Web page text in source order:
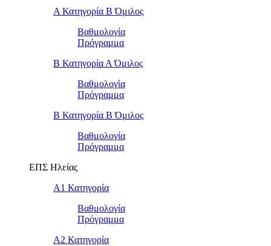
Α Κατηγορία Β Όμιλος
Βαθμολογία
Πρόγραμμα
Β Κατηγορία Α Όμιλος
Βαθμολογία
Πρόγραμμα
Β Κατηγορία Β Όμιλος
Βαθμολογία
Πρόγραμμα
ΕΠΣ Ηλείας
Α1 Κατηγορία
Βαθμολογία
Πρόγραμμα
Α2 Κατηγορία